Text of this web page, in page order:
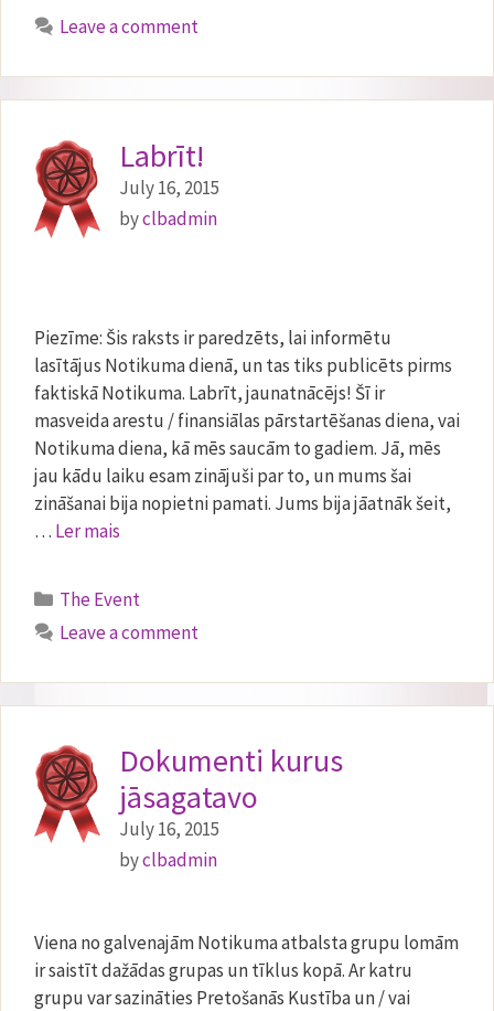
Leave a comment
Labrīt!
July 16, 2015
byclbadmin
Piezīme: Šis raksts ir paredzēts, lai informētu
lasītājus Notikuma dienā, un tas tiks publicēts pirms
faktiskā Notikuma. Labrīt, jaunatnācējs! Šī ir
masveida arestu / finansiālas pārstartēšanas diena, vai
Notikuma diena, kā mēs saucām to gadiem. Jā, mēs
jau kādu laiku esam zinājuši par to, un mums šai
zināšanai bija nopietni pamati. Jums bija jāatnāk šeit,
… Ler mais
Categories
The Event
Leave a comment
Dokumenti kurus
jāsagatavo
July 16, 2015
byclbadmin
Viena no galvenajām Notikuma atbalsta grupu lomām
ir saistīt dažādas grupas un tīklus kopā. Ar katru
grupu var sazināties Pretošanās Kustība un / vai